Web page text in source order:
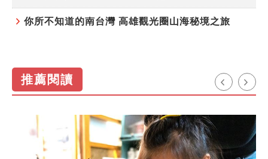
你所不知道的南台灣 高雄觀光圈山海秘境之旅
推薦閱讀